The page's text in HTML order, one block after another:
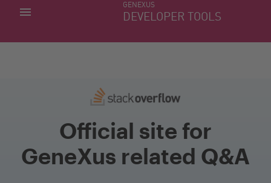
GENEXUS
DEVELOPER TOOLS
MIS APLICACIONES
Official site for
GeneXus related Q&A